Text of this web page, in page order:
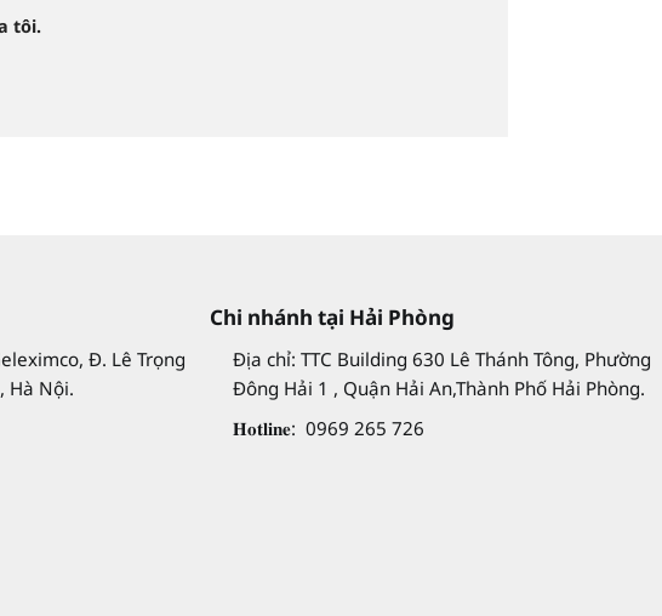
tôi.
Đ. Lê Trọng
Hà Nội.
Chi nhánh tại Hải Phòng
Địa chỉ: TTC Building 630 Lê Thánh Tông, Phường
Đông Hải 1 , Quận Hải An,Thành Phố Hải Phòng.
𝐇𝐨𝐭𝐥𝐢𝐧𝐞: 0969 265 726